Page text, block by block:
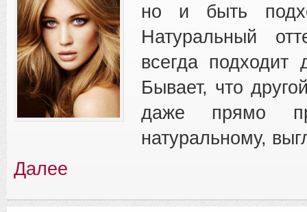
но и быть
Натуральный
всегда подходит
Бывает, что
даже прямо
натуральному,
Далее